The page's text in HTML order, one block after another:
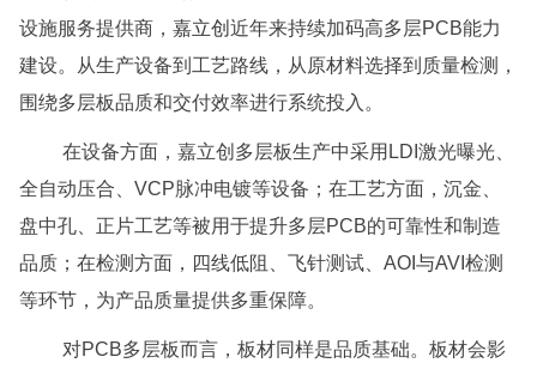
设施服务提供商， 嘉立创 近年来持续加码高多层PCB能力
建设。从生产设备到工艺路线，从原材料选择到质量检测，
围绕多层板品质和交付效率进行系统投入。
在设备方面，嘉立创多层板生产中采用LDI激光曝光、
全自动压合、VCP脉冲电镀等设备；在工艺方面，沉金、
盘中孔、正片工艺等被用于提升多层PCB的可靠性和制造
品质；在检测方面，四线低阻、飞针测试、AOI与AVI检测
等环节，为产品质量提供多重保障。
对PCB多层板而言，板材同样是品质基础。板材会影